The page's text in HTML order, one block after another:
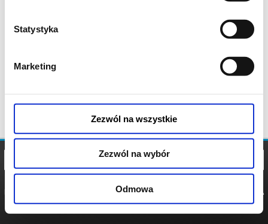
Statystyka
Marketing
Zezwól na wszystkie
Zezwól na wybór
Odmowa
POLITYKA
POLITYKA